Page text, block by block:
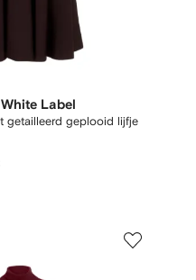
Label
getailleerd geplooid lijfje